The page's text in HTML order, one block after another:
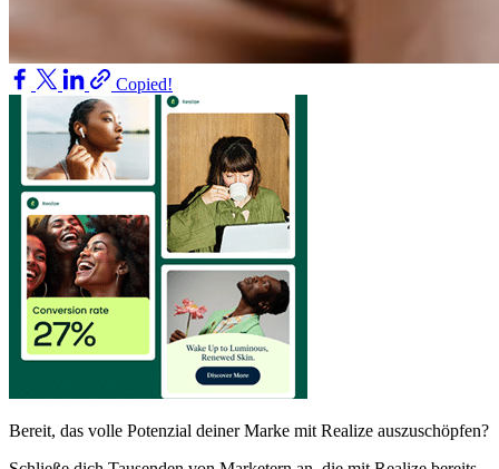
Copied!
Bereit, das volle Potenzial deiner Marke mit Realize auszuschöpfen?